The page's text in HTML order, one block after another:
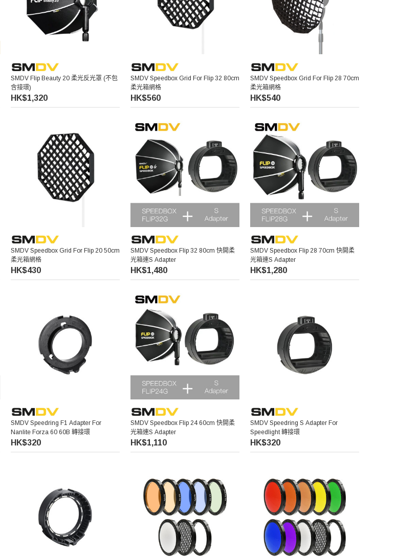
SMDV Flip Beauty 20 柔光反光罩 (不包
含接環)
HK$1,320
SMDV Speedbox Grid For Flip 32 80cm
柔光箱網格
HK$560
SMDV Speedbox Grid For Flip 28 70cm
柔光箱網格
HK$540
SMDV Speedbox Grid For Flip 20 50cm
柔光箱網格
HK$430
SMDV Speedbox Flip 32 80cm 快開柔
光箱連S Adapter
HK$1,480
SMDV Speedbox Flip 28 70cm 快開柔
光箱連S Adapter
HK$1,280
SMDV Speedring F1 Adapter For
Nanlite Forza 60 60B 轉接環
HK$320
SMDV Speedbox Flip 24 60cm 快開柔
光箱連S Adapter
HK$1,110
SMDV Speedring S Adapter For
Speedlight 轉接環
HK$320